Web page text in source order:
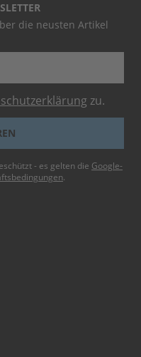
die neusten Artikel
zu.
- es gelten die Google-
.